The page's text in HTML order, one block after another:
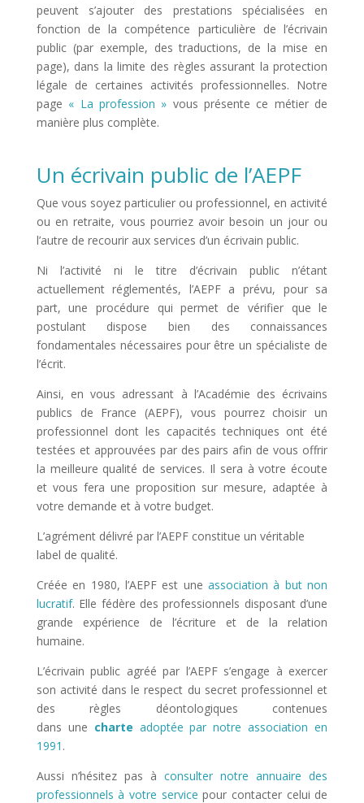
peuvent s’ajouter des prestations spécialisées en
fonction de la compétence particulière de l’écrivain
public (par exemple, des traductions, de la mise en
page), dans la limite des règles assurant la protection
légale de certaines activités professionnelles. Notre
page « La profession » vous présente ce métier de
manière plus complète.
Un écrivain public de l’AEPF
Que vous soyez particulier ou professionnel, en activité
ou en retraite, vous pourriez avoir besoin un jour ou
l’autre de recourir aux services d’un écrivain public.
Ni l’activité ni le titre d’écrivain public n’étant
actuellement réglementés, l’AEPF a prévu, pour sa
part, une procédure qui permet de vérifier que le
postulant dispose bien des connaissances
fondamentales nécessaires pour être un spécialiste de
l’écrit.
Ainsi, en vous adressant à l’Académie des écrivains
publics de France (AEPF), vous pourrez choisir un
professionnel dont les capacités techniques ont été
testées et approuvées par des pairs afin de vous offrir
la meilleure qualité de services. Il sera à votre écoute
et vous fera une proposition sur mesure, adaptée à
votre demande et à votre budget.
L’agrément délivré par l’AEPF constitue un véritable
label de qualité.
Créée en 1980, l’AEPF est uneassociation à but non
lucratif. Elle fédère des professionnels disposant d’une
grande expérience de l’écriture et de la relation
humaine.
L’écrivain public agréé par l’AEPF s’engage à exercer
son activité dans le respect du secret professionnel et
des règles déontologiques contenues
dans une charte adoptée par notre association en
1991 .
Aussi n’hésitez pas àconsulter notre annuaire des
professionnels à votre service pour contacter celui de